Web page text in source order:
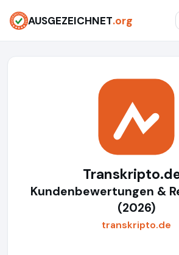
AUSGEZEICHNET.org
Kundenbewertungen &
(2026)
transkripto.de